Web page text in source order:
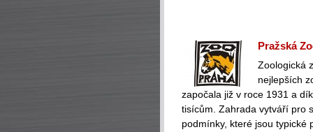
Pražská
Zoologická
nejlepších
započala již v roce 1931 a
tisícům. Zahrada vytváří pro
podmínky, které jsou typické